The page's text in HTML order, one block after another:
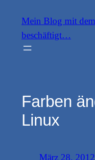
Inhalt
springen
Mein Blog mit
beschäftigt…
Farben
Linux
März 28, 2012